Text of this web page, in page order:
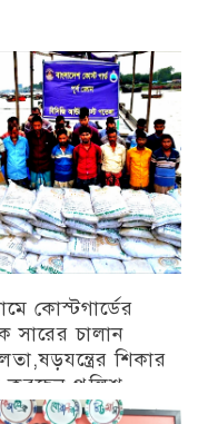
কোস্টগার্ডের
সারের চালান
শিকার
করছেন পুলিশ